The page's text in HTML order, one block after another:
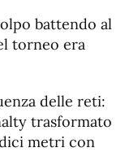
battendo al
torneo era
delle reti:
trasformato
metri con